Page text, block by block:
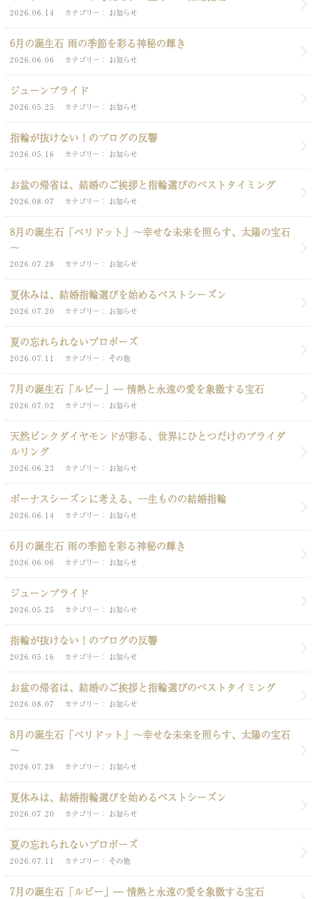
2026.06.14 カテゴリー お知らせ
6月の誕生石 雨の季節を彩る神秘の輝き
2026.06.06 カテゴリー お知らせ
ジューンブライド
2026.05.25 カテゴリー お知らせ
指輪が抜けない！のブログの反響
2026.05.16 カテゴリー お知らせ
お盆の帰省は、結婚のご挨拶と指輪選びのベストタイミング
2026.08.07 カテゴリー お知らせ
8月の誕生石「ペリドット」～幸せな未来を照らす、太陽の宝石
～
2026.07.28 カテゴリー お知らせ
夏休みは、結婚指輪選びを始めるベストシーズン
2026.07.20 カテゴリー お知らせ
夏の忘れられないプロポーズ
2026.07.11 カテゴリー その他
7月の誕生石「ルビー」― 情熱と永遠の愛を象徴する宝石
2026.07.02 カテゴリー お知らせ
天然ピンクダイヤモンドが彩る、世界にひとつだけのブライダ
ルリング
2026.06.23 カテゴリー お知らせ
ボーナスシーズンに考える、一生ものの結婚指輪
2026.06.14 カテゴリー お知らせ
6月の誕生石 雨の季節を彩る神秘の輝き
2026.06.06 カテゴリー お知らせ
ジューンブライド
2026.05.25 カテゴリー お知らせ
指輪が抜けない！のブログの反響
2026.05.16 カテゴリー お知らせ
お盆の帰省は、結婚のご挨拶と指輪選びのベストタイミング
2026.08.07 カテゴリー お知らせ
8月の誕生石「ペリドット」～幸せな未来を照らす、太陽の宝石
～
2026.07.28 カテゴリー お知らせ
夏休みは、結婚指輪選びを始めるベストシーズン
2026.07.20 カテゴリー お知らせ
夏の忘れられないプロポーズ
2026.07.11 カテゴリー その他
7月の誕生石「ルビー」― 情熱と永遠の愛を象徴する宝石